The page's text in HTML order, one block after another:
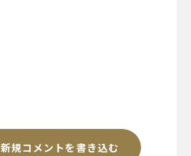
新規コメントを書き込む